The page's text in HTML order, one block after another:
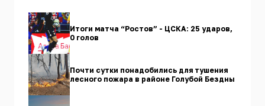
Итоги матча “Ростов” - ЦСКА: 25 ударов,
0 голов
Почти сутки понадобились для тушения
лесного пожара в районе Голубой Бездны